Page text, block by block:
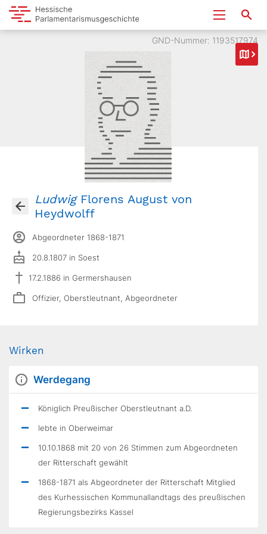
GND-Nummer: 1193517974
LudwigFlorens August von
Heydwolff
Abgeordneter 1868-1871
20.8.1807 in Soest
17.2.1886 in Germershausen
Offizier, Oberstleutnant, Abgeordneter
Wirken
Werdegang
Königlich Preußischer Oberstleutnant a.D.
lebte in Oberweimar
10.10.1868 mit 20 von 26 Stimmen zum Abgeordneten
der Ritterschaft gewählt
1868-1871 als Abgeordneter der Ritterschaft Mitglied
des Kurhessischen Kommunallandtags des preußischen
Regierungsbezirks Kassel